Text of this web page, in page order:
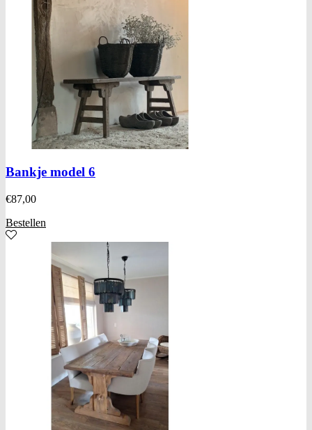
Bankje model 6
€87,00
Bestellen